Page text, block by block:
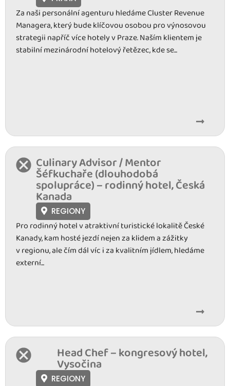
Za naši personální agenturu hledáme Cluster Revenue
Managera, který bude klíčovou osobou pro výnosovou
strategii napříč více hotely v Praze. Naším klientem je
stabilní mezinárodní hotelový řetězec, kde se...
Culinary Advisor / Mentor
Šéfkuchaře (dlouhodobá
spolupráce) – rodinný hotel, Česká
Kanada
REGIONY
Pro rodinný hotel v atraktivní turistické lokalitě České
Kanady, kam hosté jezdí nejen za klidem a zážitky
v regionu, ale čím dál víc i za kvalitním jídlem, hledáme
externí...
Head Chef – kongresový hotel,
Vysočina
REGIONY